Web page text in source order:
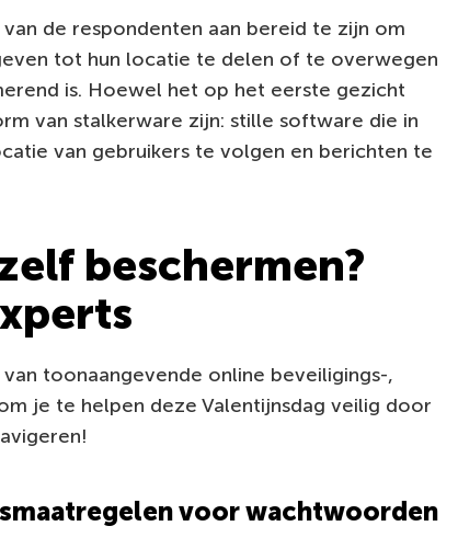
de respondenten aan bereid te zijn om
tot hun locatie te delen of te overwegen
is. Hoewel het op het eerste gezicht
van stalkerware zijn: stille software die in
van gebruikers te volgen en berichten te
beschermen?
toonaangevende online beveiligings-,
je te helpen deze Valentijnsdag veilig door
voor wachtwoorden